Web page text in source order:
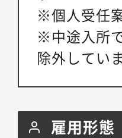
※個人受任
※中途入所
除外してい
雇用形態